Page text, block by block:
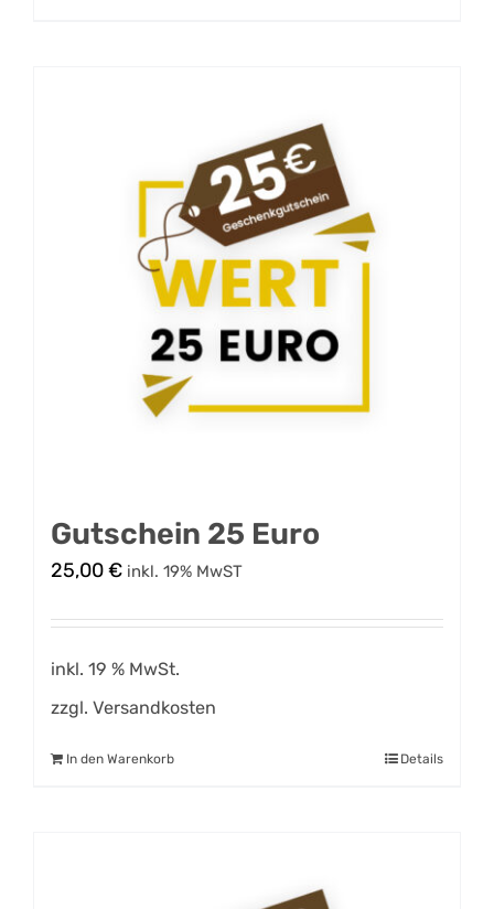
Gutschein 25 Euro
25,00€ inkl. 19% MwST
inkl. 19 % MwSt.
zzgl. Versandkosten
In den Warenkorb Details